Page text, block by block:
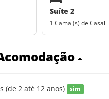
Suíte 2
1 Cama (s) de Casal
(de 2 até 12 anos) sim